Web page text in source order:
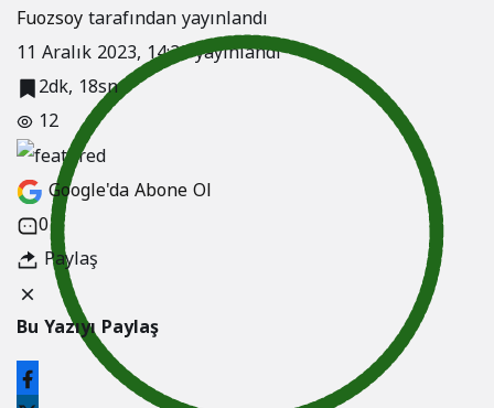
Fuozsoytarafından yayınlandı
11 Aralık 2023, 14:30yayınlandı
2dk, 18sn
12
Google'da Abone Ol
0
Paylaş
Bu Yazıyı Paylaş